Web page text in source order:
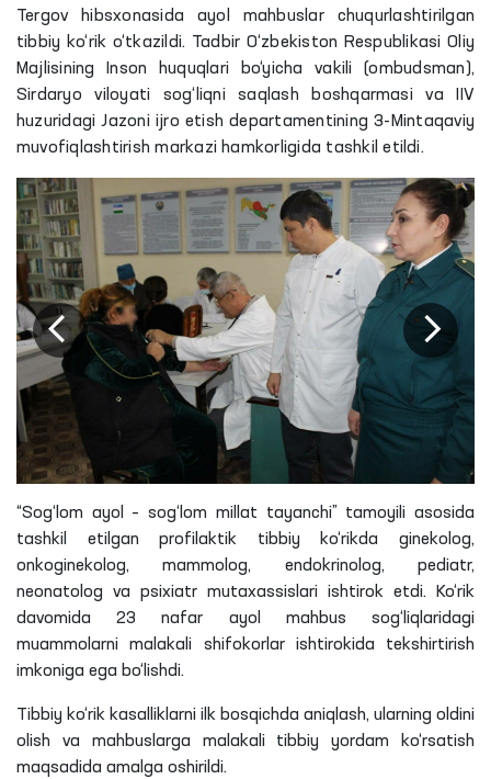
Tergov hibsxonasida ayol mahbuslar chuqurlashtirilgan
tibbiy ko‘rik o‘tkazildi. Tadbir O‘zbekiston Respublikasi Oliy
Majlisining Inson huquqlari bo‘yicha vakili (ombudsman),
Sirdaryo viloyati sog‘liqni saqlash boshqarmasi va IIV
huzuridagi Jazoni ijro etish departamentining 3-Mintaqaviy
muvofiqlashtirish markazi hamkorligida tashkil etildi.
“Sog‘lom ayol – sog‘lom millat tayanchi” tamoyili asosida
tashkil etilgan profilaktik tibbiy ko‘rikda ginekolog,
onkoginekolog, mammolog, endokrinolog, pediatr,
neonatolog va psixiatr mutaxassislari ishtirok etdi. Ko‘rik
davomida 23 nafar ayol mahbus sog‘liqlaridagi
muammolarni malakali shifokorlar ishtirokida tekshirtirish
imkoniga ega bo‘lishdi.
Tibbiy ko‘rik kasalliklarni ilk bosqichda aniqlash, ularning oldini
olish va mahbuslarga malakali tibbiy yordam ko‘rsatish
maqsadida amalga oshirildi.